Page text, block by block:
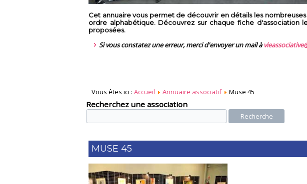
Cet annuaire vous permet de découvrir en détails les
ordre alphabétique. Découvrez sur chaque fiche d'association
proposées.
Si vous constatez une erreur, merci d'envoyer un mail à
Vous êtes ici : Accueil Annuaire associatif Muse 45
Recherchez une association
Recherche
MUSE 45